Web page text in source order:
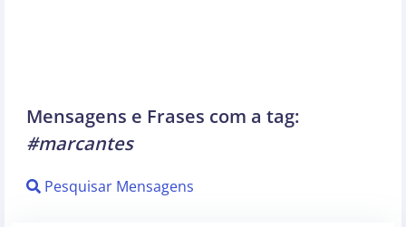
Mensagens e Frases com a tag:
#marcantes
Pesquisar Mensagens